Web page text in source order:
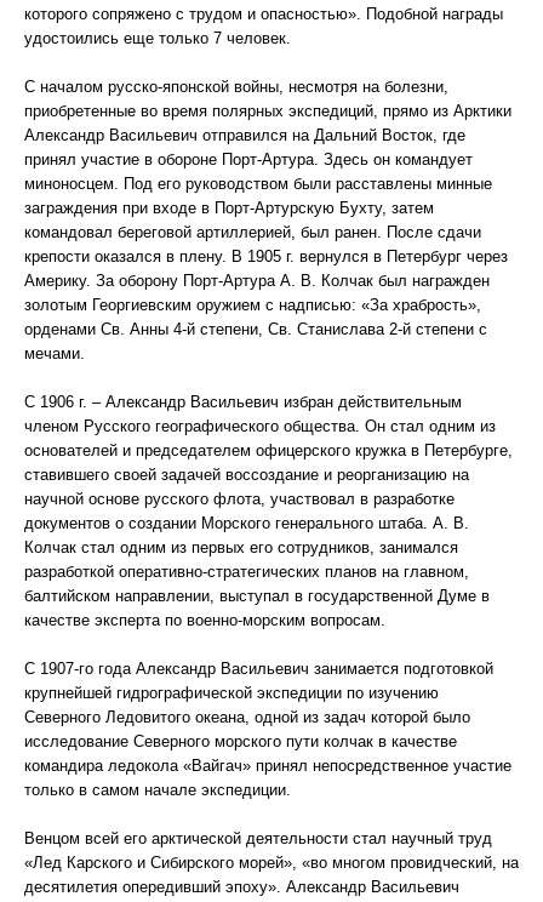
которого сопряжено с трудом и опасностью». Подобной награды
удостоились еще только 7 человек.
С началом русско-японской войны, несмотря на болезни,
приобретенные во время полярных экспедиций, прямо из Арктики
Александр Васильевич отправился на Дальний Восток, где
принял участие в обороне Порт-Артура. Здесь он командует
миноносцем. Под его руководством были расставлены минные
заграждения при входе в Порт-Артурскую Бухту, затем
командовал береговой артиллерией, был ранен. После сдачи
крепости оказался в плену. В 1905 г. вернулся в Петербург через
Америку. За оборону Порт-Артура А. В. Колчак был награжден
золотым Георгиевским оружием с надписью: «За храбрость»,
орденами Св. Анны 4-й степени, Св. Станислава 2-й степени с
мечами.
С 1906 г. – Александр Васильевич избран действительным
членом Русского географического общества. Он стал одним из
основателей и председателем офицерского кружка в Петербурге,
ставившего своей задачей воссоздание и реорганизацию на
научной основе русского флота, участвовал в разработке
документов о создании Морского генерального штаба. А. В.
Колчак стал одним из первых его сотрудников, занимался
разработкой оперативно-стратегических планов на главном,
балтийском направлении, выступал в государственной Думе в
качестве эксперта по военно-морским вопросам.
С 1907-го года Александр Васильевич занимается подготовкой
крупнейшей гидрографической экспедиции по изучению
Северного Ледовитого океана, одной из задач которой было
исследование Северного морского пути колчак в качестве
командира ледокола «Вайгач» принял непосредственное участие
только в самом начале экспедиции.
Венцом всей его арктической деятельности стал научный труд
«Лед Карского и Сибирского морей», «во многом провидческий, на
десятилетия опередивший эпоху». Александр Васильевич